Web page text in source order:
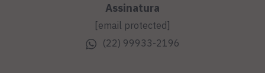
Assinatura
[email protected]
(22) 99933-2196